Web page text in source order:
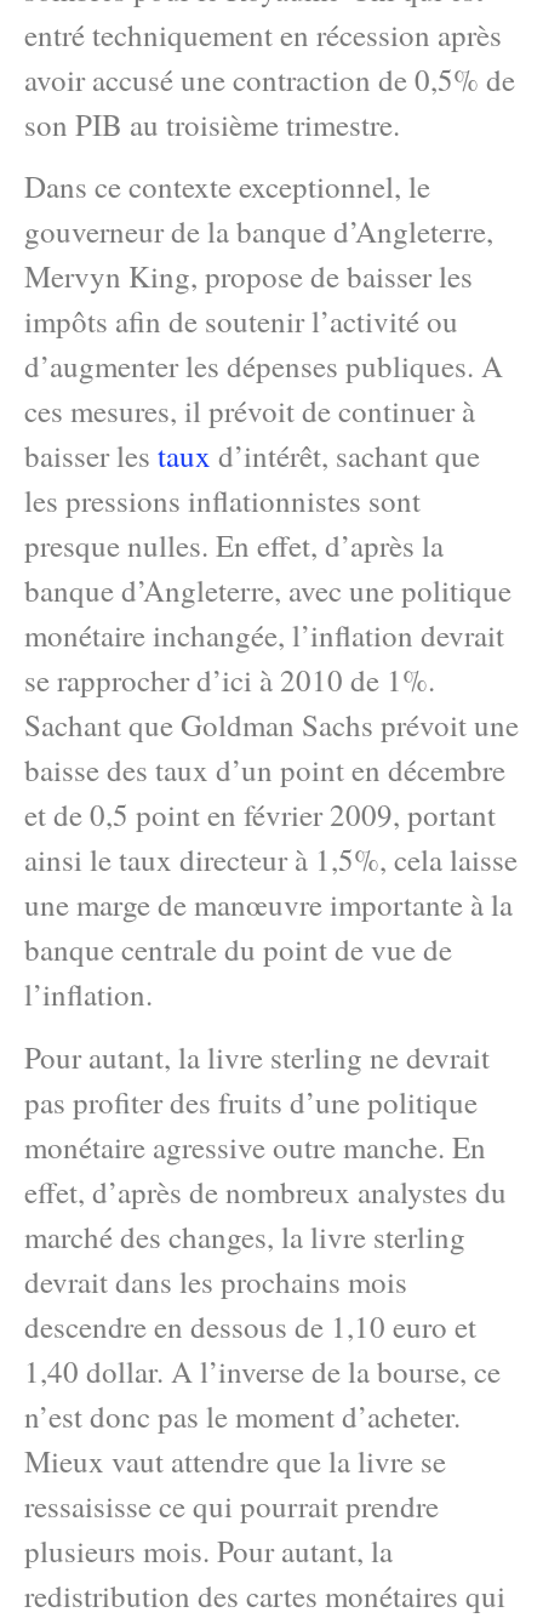
entré techniquement en récession après
avoir accusé une contraction de 0,5% de
son PIB au troisième trimestre.
Dans ce contexte exceptionnel, le
gouverneur de la banque d’Angleterre,
Mervyn King, propose de baisser les
impôts afin de soutenir l’activité ou
d’augmenter les dépenses publiques. A
ces mesures, il prévoit de continuer à
baisser les taux d’intérêt, sachant que
les pressions inflationnistes sont
presque nulles. En effet, d’après la
banque d’Angleterre, avec une politique
monétaire inchangée, l’inflation devrait
se rapprocher d’ici à 2010 de 1%.
Sachant que Goldman Sachs prévoit une
baisse des taux d’un point en décembre
et de 0,5 point en février 2009, portant
ainsi le taux directeur à 1,5%, cela laisse
une marge de manœuvre importante à la
banque centrale du point de vue de
l’inflation.
Pour autant, la livre sterling ne devrait
pas profiter des fruits d’une politique
monétaire agressive outre manche. En
effet, d’après de nombreux analystes du
marché des changes, la livre sterling
devrait dans les prochains mois
descendre en dessous de 1,10 euro et
1,40 dollar. A l’inverse de la bourse, ce
n’est donc pas le moment d’acheter.
Mieux vaut attendre que la livre se
ressaisisse ce qui pourrait prendre
plusieurs mois. Pour autant, la
redistribution des cartes monétaires qui